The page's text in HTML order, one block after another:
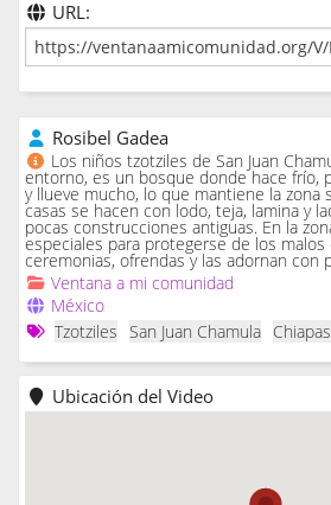
URL:
Rosibel Gadea
Los niños tzotziles de San Juan
entorno, es un bosque donde hace frío,
y llueve mucho, lo que mantiene la zona
casas se hacen con lodo, teja, lamina y
pocas construcciones antiguas. En la
especiales para protegerse de los
ceremonias, ofrendas y las adornan con
Ventana a mi comunidad
México
Tzotziles
San Juan Chamula Chiapas
Ubicación del Video